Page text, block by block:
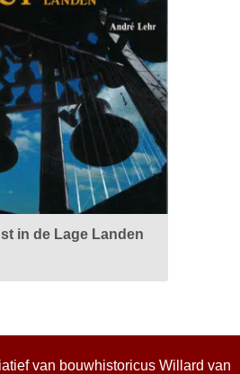
in de Lage Landen
van bouwhistoricus Willard van